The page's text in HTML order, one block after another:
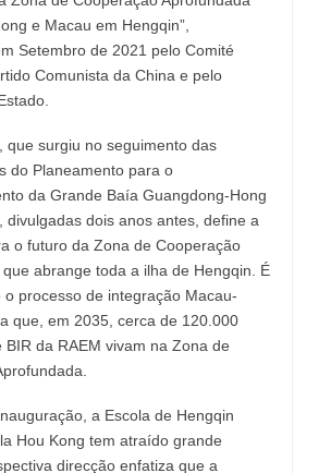
e Macau em Hengqin”,
Setembro de 2021 pelo Comité
Comunista da China e pelo
que surgiu no seguimento das
do Planeamento para o
da Grande Baía Guangdong-Hong
divulgadas dois anos antes, define a
o futuro da Zona de Cooperação
abrange toda a ilha de Hengqin. É
o processo de integração Macau-
que, em 2035, cerca de 120.000
BIR da RAEM vivam na Zona de
a Escola de Hengqin
Hou Kong tem atraído grande
direcção enfatiza que a